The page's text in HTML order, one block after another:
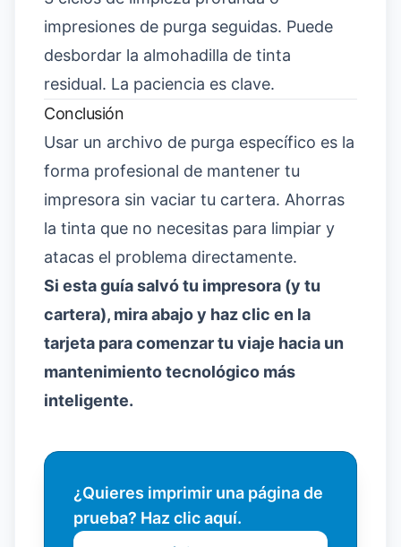
impresiones de purga seguidas. Puede
desbordar la almohadilla de tinta
residual. La paciencia es clave.
Conclusión
Usar un archivo de purga específico es la
forma profesional de mantener tu
impresora sin vaciar tu cartera. Ahorras
la tinta que no necesitas para limpiar y
atacas el problema directamente.
Si esta guía salvó tu impresora (y tu
cartera), mira abajo y haz clic en la
tarjeta para comenzar tu viaje hacia un
mantenimiento tecnológico más
inteligente.
¿Quieres imprimir una página de
prueba? Haz clic aquí.